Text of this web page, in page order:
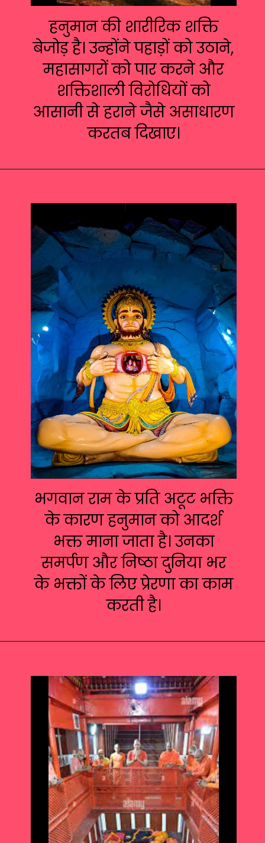
हनुमान की शारीरिक शक्ति
बेजोड़ है। उन्होंने पहाड़ों को उठाने,
महासागरों को पार करने और
शक्तिशाली विरोधियों को
आसानी से हराने जैसे असाधारण
करतब दिखाए।
भगवान राम के प्रति अटूट भक्ति
के कारण हनुमान को आदर्श
भक्त माना जाता है। उनका
समर्पण और निष्ठा दुनिया भर
के भक्तों के लिए प्रेरणा का काम
करती है।